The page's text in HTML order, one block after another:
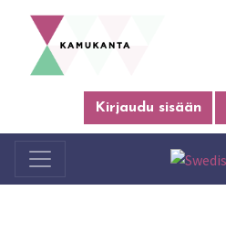
Kirjaudu sisään